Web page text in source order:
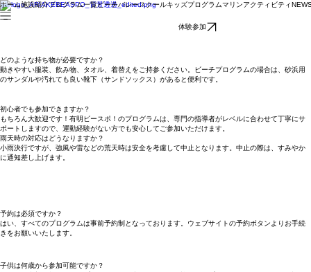
ホーム施設紹介プログラム一覧ビーチバレースクールキッズプログラムマリンアクティビティ
体験参加
どのような持ち物が必要ですか？
動きやすい服装、飲み物、タオル、着替えをご持参ください。ビーチプログラムの場合は、砂浜用
のサンダルや汚れても良い靴下（サンドソックス）があると便利です。
初心者でも参加できますか？
もちろん大歓迎です！有明ビースポ！のプログラムは、専門の指導者がレベルに合わせて丁寧にサ
ポートしますので、運動経験がない方でも安心してご参加いただけます。
雨天時の対応はどうなりますか？
小雨決行ですが、強風や雷などの荒天時は安全を考慮して中止となります。中止の際は、すみやか
に通知差し上げます。
予約は必須ですか？
はい、すべてのプログラムは事前予約制となっております。ウェブサイトの予約ボタンよりお手続
きをお願いいたします。
子供は何歳から参加可能ですか？